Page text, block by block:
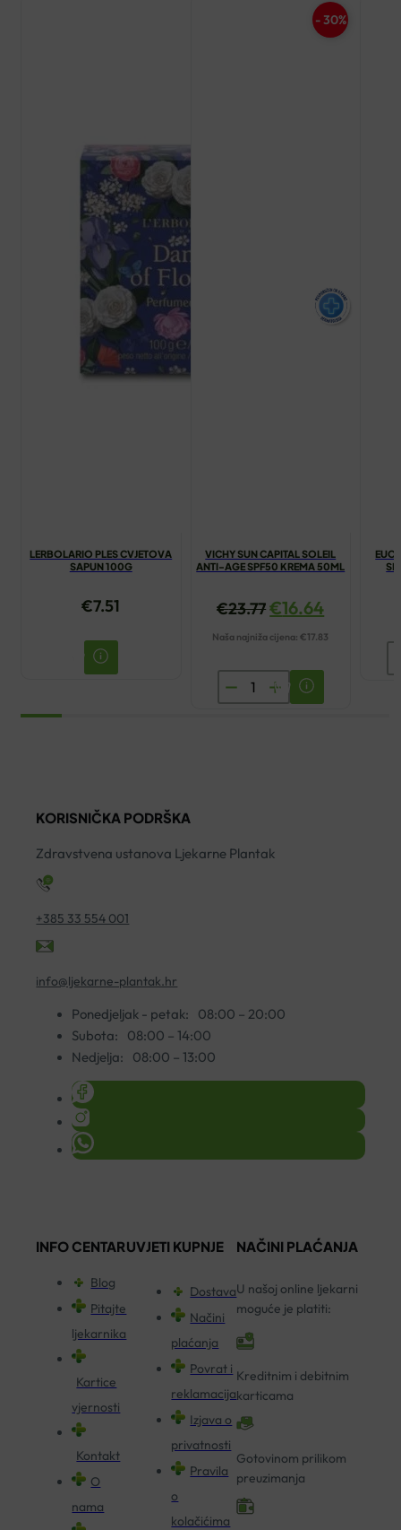
LERBOLARIO PLES CVJETOVA
SAPUN 100G
€7.51
VICHY SUN CAPITAL SOLEIL
ANTI-AGE SPF50 KREMA 50ML
- 30%
€23.77€16.64
Naša najniža cijena:€17.83
VICHY
SUN
KREMA
KORISNIČKA PODRŠKA
Zdravstvena ustanova Ljekarne Plantak
+385 33 554 001
info@ljekarne-plantak.hr
Ponedjeljak - petak:
08:00 – 20:00
Subota:
08:00 – 14:00
Nedjelja:
08:00 – 13:00
INFO CENTAR
Blog
Pitajte
ljekarnika
Kartice
vjernosti
Kontakt
O
nama
UVJETI KUPNJE
Dostava
Načini
plaćanja
Povrat i
reklamacija
Izjava o
privatnosti
Pravila
o
kolačićima
NAČINI PLAĆANJA
U našoj online ljekarni
moguće je platiti:
Kreditnim i debitnim
karticama
Gotovinom prilikom
preuzimanja